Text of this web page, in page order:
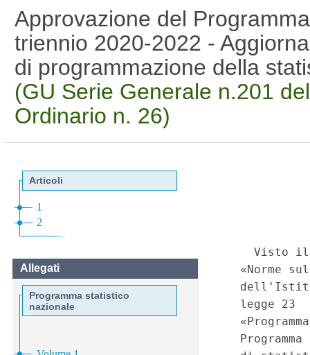
Approvazione del
triennio 2020-2022 -
di programmazione della
(GU Serie Generale n.201
Ordinario n. 26)